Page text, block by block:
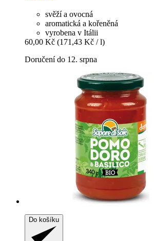
svěží a ovocná
aromatická a kořeněná
vyrobena v Itálii
60,00 Kč (171,43 Kč / l)
Doručení do 12. srpna
Do košíku